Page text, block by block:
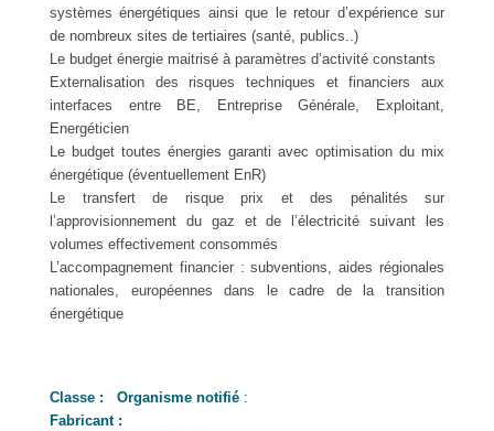
systèmes énergétiques ainsi que le retour d’expérience sur
de nombreux sites de tertiaires (santé, publics..)
Le budget énergie maitrisé à paramètres d’activité constants
Externalisation des risques techniques et financiers aux
interfaces entre BE, Entreprise Générale, Exploitant,
Energéticien
Le budget toutes énergies garanti avec optimisation du mix
énergétique (éventuellement EnR)
Le transfert de risque prix et des pénalités sur
l’approvisionnement du gaz et de l’électricité suivant les
volumes effectivement consommés
L’accompagnement financier : subventions, aides régionales
nationales, européennes dans le cadre de la transition
énergétique
Classe : Organisme notifié :
Fabricant :